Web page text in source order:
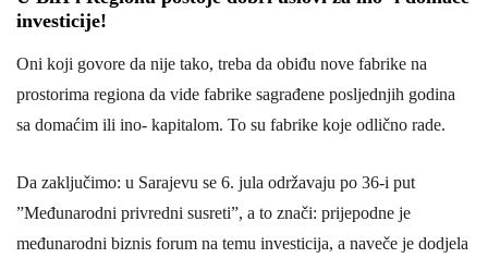
investicije!
Oni koji govore da nije tako, treba da obiđu nove fabrike na
prostorima regiona da vide fabrike sagrađene posljednjih godina
sa domaćim ili ino- kapitalom. To su fabrike koje odlično rade.
Da zaključimo: u Sarajevu se 6. jula održavaju po 36-i put
”Međunarodni privredni susreti”, a to znači: prijepodne je
međunarodni biznis forum na temu investicija, a naveče je dodjela